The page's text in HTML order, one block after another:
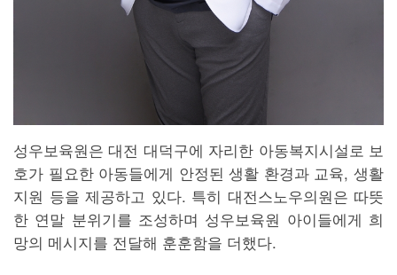
성우보육원은 대전 대덕구에 자리한 아동복지시설로 보
호가 필요한 아동들에게 안정된 생활 환경과 교육, 생활
지원 등을 제공하고 있다. 특히 대전스노우의원은 따뜻
한 연말 분위기를 조성하며 성우보육원 아이들에게 희
망의 메시지를 전달해 훈훈함을 더했다.